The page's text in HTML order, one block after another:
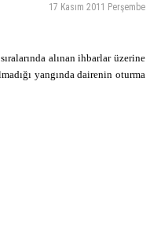
17 Kasım 2011 Perşembe
alınan ihbarlar üzerine
yangında dairenin oturma